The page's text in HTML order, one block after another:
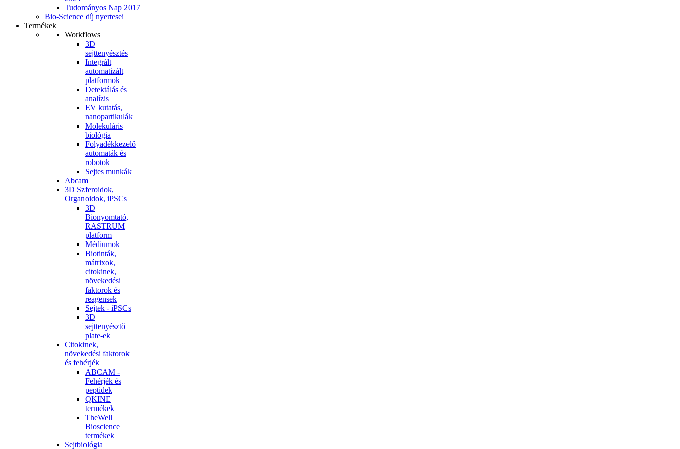
Tudományos Nap 2017
Bio-Science díj nyertesei
Termékek
Workflows
3D
sejttenyésztés
Integrált
automatizált
platformok
Detektálás és
analízis
EV kutatás,
nanopartikulák
Molekuláris
biológia
Folyadékkezelő
automaták és
robotok
Sejtes munkák
Abcam
3D Szferoidok,
Organoidok, iPSCs
3D
Bionyomtató,
RASTRUM
platform
Médiumok
Biotinták,
mátrixok,
citokinek,
növekedési
faktorok és
reagensek
Sejtek - iPSCs
3D
sejttenyésztő
plate-ek
Citokinek,
növekedési faktorok
és fehérjék
ABCAM -
Fehérjék és
peptidek
QKINE
termékek
TheWell
Bioscience
termékek
Sejtbiológia